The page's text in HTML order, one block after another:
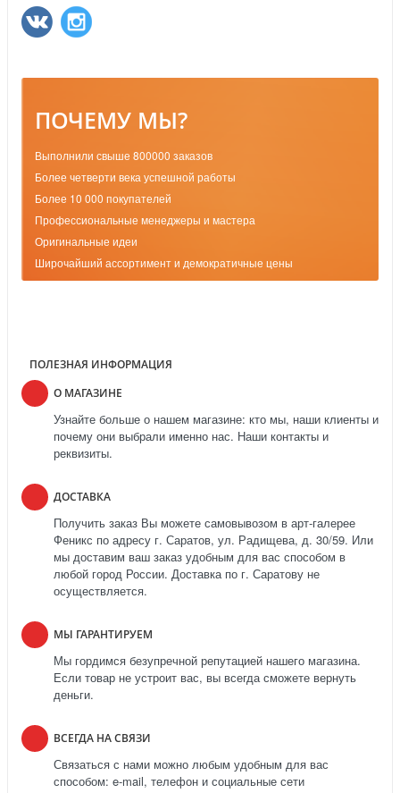
ПОЧЕМУ МЫ?
Выполнили свыше 800000 заказов
Более четверти века успешной работы
Более 10 000 покупателей
Профессиональные менеджеры и мастера
Оригинальные идеи
Широчайший ассортимент и демократичные цены
ПОЛЕЗНАЯ ИНФОРМАЦИЯ
О МАГАЗИНЕ
Узнайте больше о нашем магазине: кто мы, наши клиенты и
почему они выбрали именно нас. Наши контакты и
реквизиты.
ДОСТАВКА
Получить заказ Вы можете самовывозом в арт-галерее
Феникс по адресу г. Саратов, ул. Радищева, д. 30/59. Или
мы доставим ваш заказ удобным для вас способом в
любой город России. Доставка по г. Саратову не
осуществляется.
МЫ ГАРАНТИРУЕМ
Мы гордимся безупречной репутацией нашего магазина.
Если товар не устроит вас, вы всегда сможете вернуть
деньги.
ВСЕГДА НА СВЯЗИ
Связаться с нами можно любым удобным для вас
способом: e-mail, телефон и социальные сети